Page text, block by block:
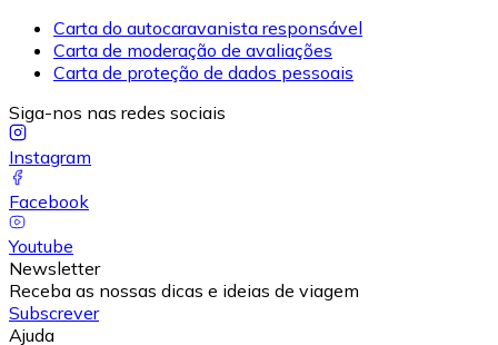
Carta do autocaravanista responsável
Carta de moderação de avaliações
Carta de proteção de dados pessoais
Siga-nos nas redes sociais
Instagram
Facebook
Youtube
Newsletter
Receba as nossas dicas e ideias de viagem
Subscrever
Ajuda